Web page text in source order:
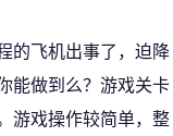
的飞机出事了，迫降
能做到么？游戏关卡
游戏操作较简单，整